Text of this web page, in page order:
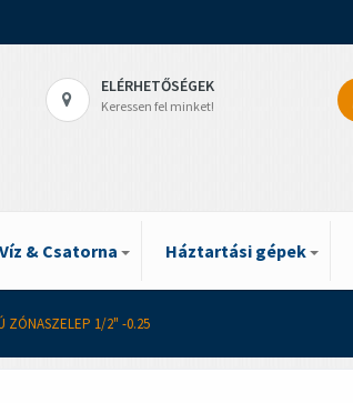
ELÉRHETŐSÉGEK
Keressen fel minket!
Víz & Csatorna Háztartási gépek
ZÓNASZELEP 1/2" -0.25